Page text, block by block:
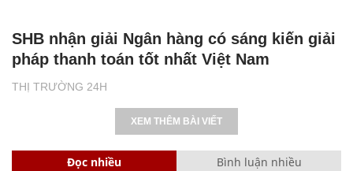
THỊ TRƯỜNG 24H
SHB nhận giải Ngân hàng có sáng kiến giải
pháp thanh toán tốt nhất Việt Nam
XEM THÊM BÀI VIẾT
Đọc nhiều Bình luận nhiều